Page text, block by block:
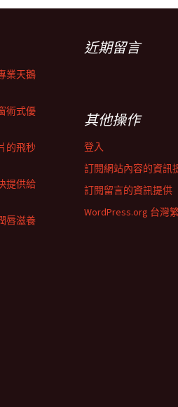
業天鵝
術式優
的飛秒
提供給
唇滋養
近期留言
其他操作
登入
訂閱網站內容的資訊
訂閱留言的資訊提供
WordPress.org 台灣